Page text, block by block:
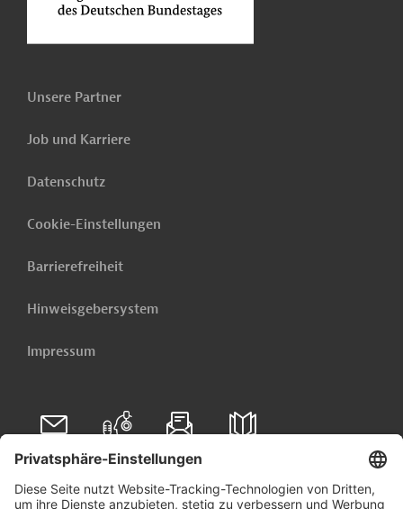
Unsere Partner
Job und Karriere
Datenschutz
Cookie-Einstellungen
Barrierefreiheit
Hinweisgebersystem
Impressum
Folgen Sie uns auf